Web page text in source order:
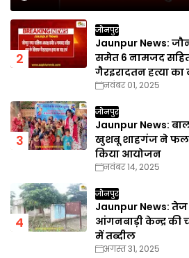
जौनपुर
Jaunpur News:
समेत 6 नामजद
गैरइरादतन हत्या का
नवंबर 01, 2025
जौनपुर
Jaunpur News:
खुशबू शाहगंज ने फल
किया आयोजन
नवंबर 14, 2025
जौनपुर
Jaunpur News:
आंगनबाड़ी केन्द्र की
में तब्दील
अगस्त 31, 2025